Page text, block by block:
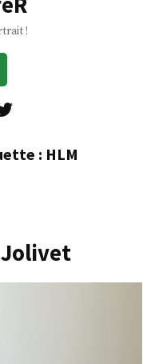
!
: HLM
Jolivet